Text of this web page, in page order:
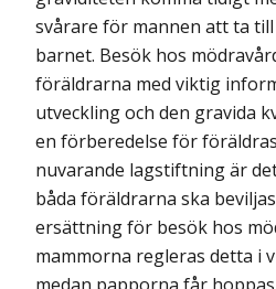
svårare för mannen att ta
barnet. Besök hos
föräldrarna med viktig
utveckling och den gravida
en förberedelse för
nuvarande lagstiftning är
båda föräldrarna ska
ersättning för besök hos
mammorna regleras detta i